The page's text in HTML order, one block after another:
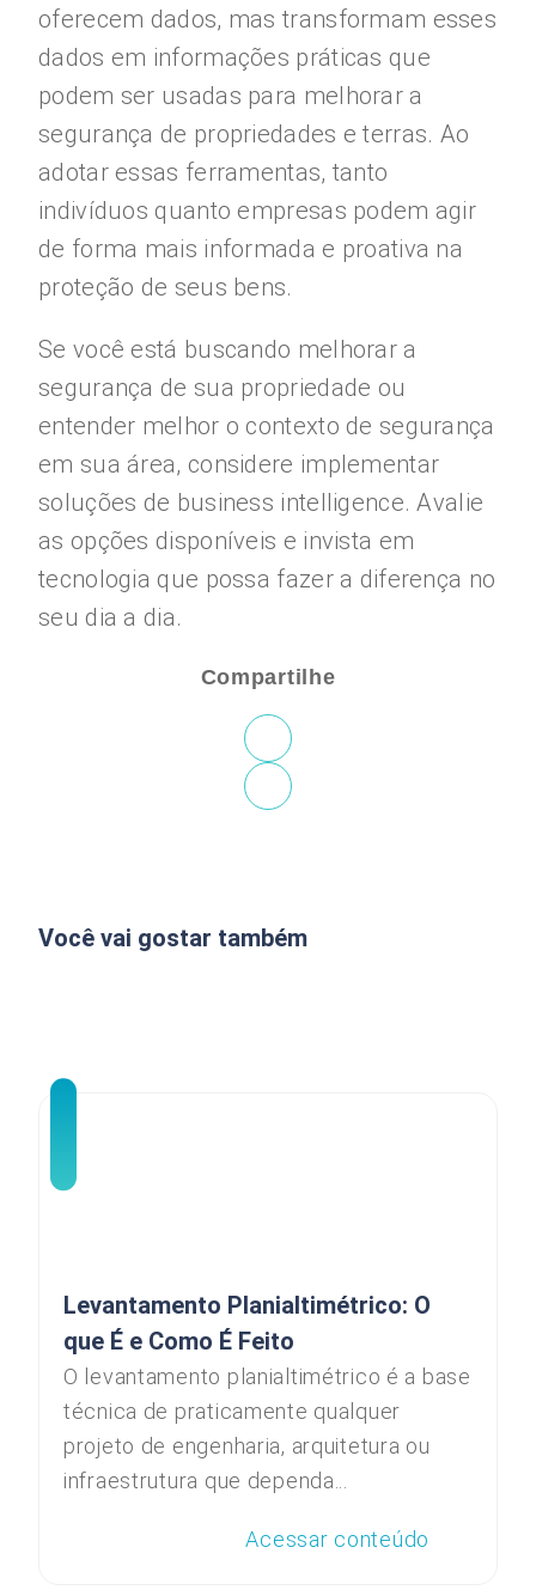
oferecem dados, mas transformam esses
dados em informações práticas que
podem ser usadas para melhorar a
segurança de propriedades e terras. Ao
adotar essas ferramentas, tanto
indivíduos quanto empresas podem agir
de forma mais informada e proativa na
proteção de seus bens.
Se você está buscando melhorar a
segurança de sua propriedade ou
entender melhor o contexto de segurança
em sua área, considere implementar
soluções de business intelligence. Avalie
as opções disponíveis e invista em
tecnologia que possa fazer a diferença no
seu dia a dia.
Compartilhe
Você vai gostar também
Levantamento Planialtimétrico: O
que É e Como É Feito
O levantamento planialtimétrico é a base
técnica de praticamente qualquer
projeto de engenharia, arquitetura ou
infraestrutura que dependa...
Acessar conteúdo